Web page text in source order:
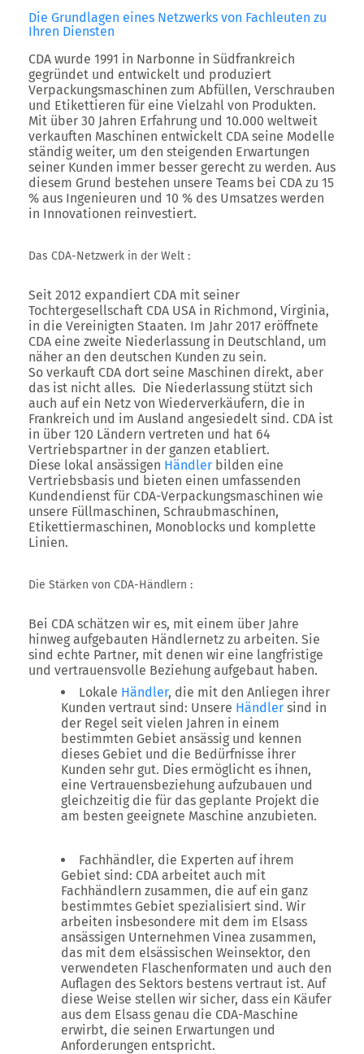
Die Grundlagen eines Netzwerks von Fachleuten zu
Ihren Diensten
CDA wurde 1991 in Narbonne in Südfrankreich
gegründet und entwickelt und produziert
Verpackungsmaschinen zum Abfüllen, Verschrauben
und Etikettieren für eine Vielzahl von Produkten.
Mit über 30 Jahren Erfahrung und 10.000 weltweit
verkauften Maschinen entwickelt CDA seine Modelle
ständig weiter, um den steigenden Erwartungen
seiner Kunden immer besser gerecht zu werden. Aus
diesem Grund bestehen unsere Teams bei CDA zu 15
% aus Ingenieuren und 10 % des Umsatzes werden
in Innovationen reinvestiert.
Das CDA-Netzwerk in der Welt :
Seit 2012 expandiert CDA mit seiner
Tochtergesellschaft CDA USA in Richmond, Virginia,
in die Vereinigten Staaten. Im Jahr 2017 eröffnete
CDA eine zweite Niederlassung in Deutschland, um
näher an den deutschen Kunden zu sein.
So verkauft CDA dort seine Maschinen direkt, aber
das ist nicht alles. Die Niederlassung stützt sich
auch auf ein Netz von Wiederverkäufern, die in
Frankreich und im Ausland angesiedelt sind. CDA ist
in über 120 Ländern vertreten und hat 64
Vertriebspartner in der ganzen etabliert.
Diese lokal ansässigen Händler bilden eine
Vertriebsbasis und bieten einen umfassenden
Kundendienst für CDA-Verpackungsmaschinen wie
unsere Füllmaschinen, Schraubmaschinen,
Etikettiermaschinen, Monoblocks und komplette
Linien.
Die Stärken von CDA-Händlern :
Bei CDA schätzen wir es, mit einem über Jahre
hinweg aufgebauten Händlernetz zu arbeiten. Sie
sind echte Partner, mit denen wir eine langfristige
und vertrauensvolle Beziehung aufgebaut haben.
Lokale Händler, die mit den Anliegen ihrer
Kunden vertraut sind: Unsere Händler sind in
der Regel seit vielen Jahren in einem
bestimmten Gebiet ansässig und kennen
dieses Gebiet und die Bedürfnisse ihrer
Kunden sehr gut. Dies ermöglicht es ihnen,
eine Vertrauensbeziehung aufzubauen und
gleichzeitig die für das geplante Projekt die
am besten geeignete Maschine anzubieten.
Fachhändler, die Experten auf ihrem
Gebiet sind: CDA arbeitet auch mit
Fachhändlern zusammen, die auf ein ganz
bestimmtes Gebiet spezialisiert sind. Wir
arbeiten insbesondere mit dem im Elsass
ansässigen Unternehmen Vinea zusammen,
das mit dem elsässischen Weinsektor, den
verwendeten Flaschenformaten und auch den
Auflagen des Sektors bestens vertraut ist. Auf
diese Weise stellen wir sicher, dass ein Käufer
aus dem Elsass genau die CDA-Maschine
erwirbt, die seinen Erwartungen und
Anforderungen entspricht.